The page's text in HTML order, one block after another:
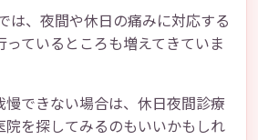
は、夜間や休日の痛みに対応する
っているところも増えてきていま
慢できない場合は、休日夜間診療
院を探してみるのもいいかもしれ